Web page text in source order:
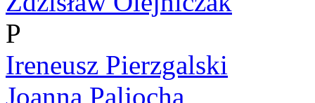
P
Ireneusz Pierzgalski
Joanna Paljocha